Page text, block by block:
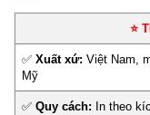
⭐
✅Xuất xứ: Việt Nam,
Mỹ
✅Quy cách: In theo